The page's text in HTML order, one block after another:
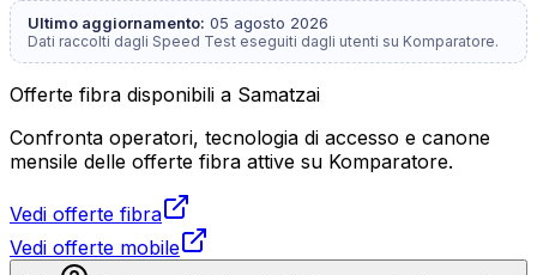
Ultimo aggiornamento: 05 agosto 2026
Dati raccolti dagli Speed Test eseguiti dagli utenti su Komparatore.
Offerte fibra disponibili a Samatzai
Confronta operatori, tecnologia di accesso e canone
mensile delle offerte fibra attive su Komparatore.
Vedi offerte fibra
Vedi offerte mobile